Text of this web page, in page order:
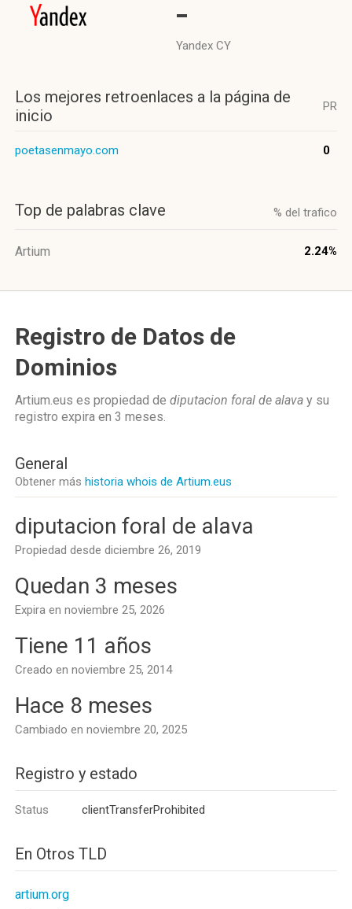
-
Yandex CY
Los mejores retroenlaces a la página de
inicio
PR
poetasenmayo.com 0
Top de palabras clave % del trafico
Artium 2.24%
Registro de Datos de
Dominios
Artium.eus es propiedad de diputacion foral de alava y su
registro expira en 3 meses.
General
Obtener más historia whois de Artium.eus
diputacion foral de alava
Propiedad desde diciembre 26, 2019
Quedan 3 meses
Expira en noviembre 25, 2026
Tiene 11 años
Creado en noviembre 25, 2014
Hace 8 meses
Cambiado en noviembre 20, 2025
Registro y estado
Status clientTransferProhibited
En Otros TLD
artium.org